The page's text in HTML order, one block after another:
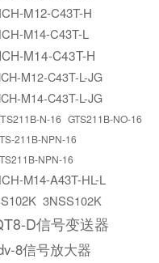
M12-C43T-H
M14-C43T-L
M14-C43T-H
M12-C43T-L-JG
M14-C43T-L-JG
N-16 GTS211B-NO-16
211B-NPN-16
NPN-16
M14-A43T-HL-L
3NSS102K
D信号变送器
8信号放大器